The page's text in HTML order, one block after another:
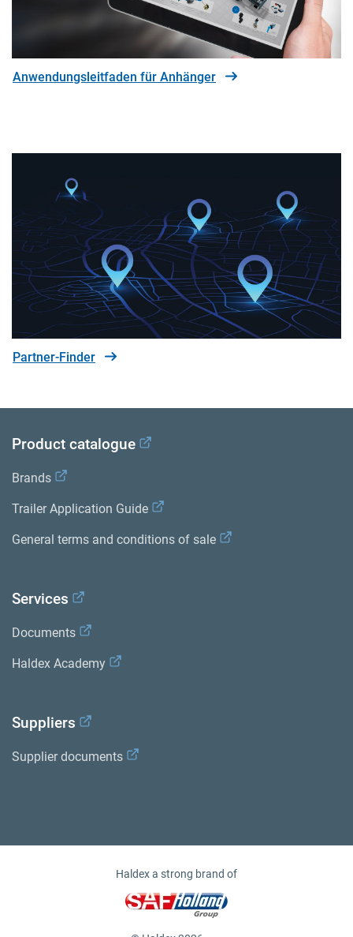
Anwendungsleitfaden für Anhänger
Partner-Finder
Product catalogue
Brands
Trailer Application Guide
General terms and conditions of sale
Services
Documents
Haldex Academy
Suppliers
Supplier documents
Haldex a strong brand of